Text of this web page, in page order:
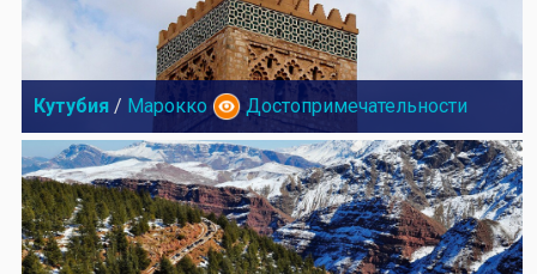
Кутубия / Марокко Достопримечательности